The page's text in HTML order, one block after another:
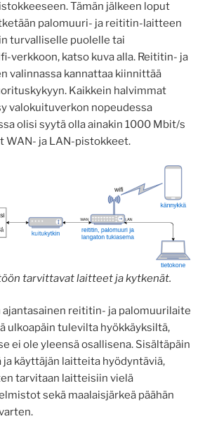
Tämän jälkeen loput
palomuuri- ja reititin-laitteen
turvalliselle puolelle tai
verkkoon, katso kuva alla. Reititin- ja
valinnassa kannattaa kiinnittää
Kaikkein halvimmat
valokuituverkon nopeudessa
olisi syytä olla ainakin 1000 Mbit/s
WAN- ja LAN-pistokkeet.
tarvittavat laitteet ja kytkenät.
reititin- ja palomuurilaite
ulkoapäin tulevilta hyökkäyksiltä,
ei ole yleensä osallisena. Sisältäpäin
ja käyttäjän laitteita hyödyntäviä,
tarvitaan laitteisiin vielä
sekä maalaisjärkeä päähän